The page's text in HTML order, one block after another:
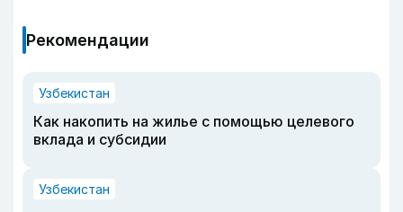
Рекомендации
Узбекистан
Как накопить на жилье с помощью целевого
вклада и субсидии
Узбекистан